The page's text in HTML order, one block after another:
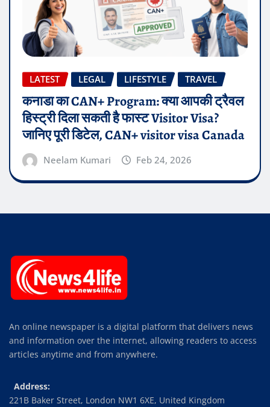
LATEST LEGAL LIFESTYLE TRAVEL
कनाडा का CAN+ Program: क्या आपकी ट्रैवल
हिस्ट्री दिला सकती है फास्ट Visitor Visa?
जानिए पूरी डिटेल, CAN+ visitor visa Canada
Neelam Kumari Feb 24, 2026
An online newspaper is a digital platform that delivers news
and information over the internet, allowing readers to access
articles anytime and from anywhere.
Address:
221B Baker Street, London NW1 6XE, United Kingdom